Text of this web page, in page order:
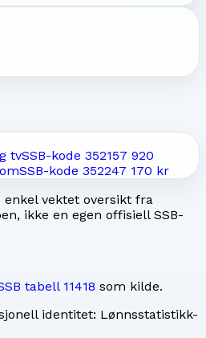
tvSSB-kode 352157 920
SSB-kode 352247 170 kr
vektet oversikt fra
ikke en egen offisiell SSB-
tabell 11418 som kilde.
identitet: Lønnsstatistikk-